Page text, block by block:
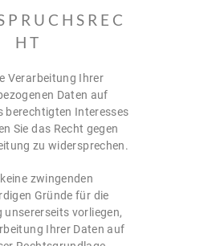
HT
Verarbeitung Ihrer
Daten auf
berechtigten Interesses
Sie das Recht gegen
zu widersprechen.
zwingenden
Gründe für die
unsererseits vorliegen,
Ihrer Daten auf